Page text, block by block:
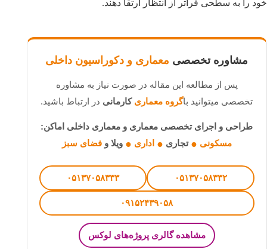
خود را به سطحی فراتر از انتظار ارتقا دهند.
مشاوره تخصصی معماری و دکوراسیون داخلی
پس از مطالعه این مقاله در صورت نیاز به مشاوره
تخصصی میتوانید باگروه معماری کارمانی در ارتباط باشید.
طراحی و اجرای تخصصی معماری و معماری داخلی اماکن:
مسکونی ● تجاری ● اداری ● ویلا وفضای سبز
۰۵۱۳۷۰۵۸۳۳۲ ۰۵۱۳۷۰۵۸۳۳۳
۰۹۱۵۲۴۳۹۰۵۸
مشاهده گالری پروژه‌های لوکس